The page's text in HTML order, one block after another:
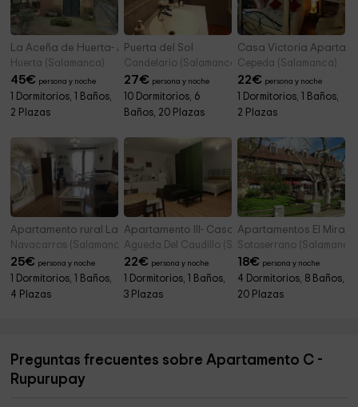
La Aceña de Huerta- Apartamento
Huerta (Salamanca)
45€ persona y noche
1 Dormitorios, 1 Baños,
2 Plazas
Puerta del Sol
Candelario (Salamanca)
27€ persona y noche
10 Dormitorios, 6
Baños, 20 Plazas
Casa Victoria
Cepeda (Salamanca)
22€ persona y noche
1 Dormitorios, 1 Baños,
2 Plazas
Apartamento rural La Covatilla
Navacarros (Salamanca)
25€ persona y noche
1 Dormitorios, 1 Baños,
4 Plazas
Apartamento III- Casas Víctor
Agueda Del Caudillo (Salamanca)
22€ persona y noche
1 Dormitorios, 1 Baños,
3 Plazas
Apartamentos El
Sotoserrano (Salamanca)
18€ persona y noche
4 Dormitorios, 8 Baños,
20 Plazas
Preguntas frecuentes sobre Apartamento C -
Rupurupay